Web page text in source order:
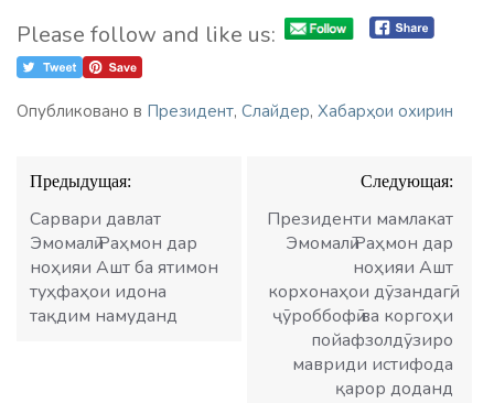
Please follow and like us:
Опубликовано в Президент, Слайдер, Хабарҳои охирин
Навигация
по
записям
Предыдущая:
Сарвари давлат
Эмомалӣ Раҳмон дар
ноҳияи Ашт ба ятимон
туҳфаҳои идона
тақдим намуданд
Следующая:
Президенти мамлакат
Эмомалӣ Раҳмон дар
ноҳияи Ашт
корхонаҳои дӯзандагӣ,
ҷӯроббофӣ ва коргоҳи
пойафзолдӯзиро
мавриди истифода
қарор доданд